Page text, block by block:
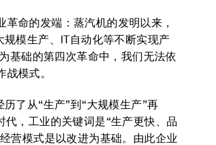
命的发端：蒸汽机的发明以来，
模生产、IT自动化等不断实现产
基础的第四次革命中，我们无法依
模式。
了从“生产”到“大规模生产”再
，工业的关键词是“生产更快、品
营模式是以改进为基础。由此企业